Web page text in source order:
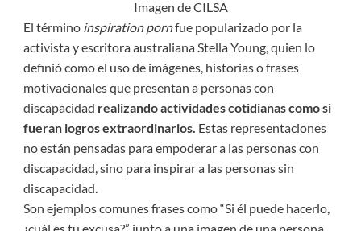
Imagen de CILSA
El término inspiration pornfue popularizado por la
activista y escritora australiana Stella Young, quien lo
definió como el uso de imágenes, historias o frases
motivacionales que presentan a personas con
discapacidad realizando actividades cotidianas como si
fueran logros extraordinarios. Estas representaciones
no están pensadas para empoderar a las personas con
discapacidad, sino para inspirar a las personas sin
discapacidad.
Son ejemplos comunes frases como “Si él puede hacerlo,
¿cuál es tu excusa?” junto a una imagen de una persona